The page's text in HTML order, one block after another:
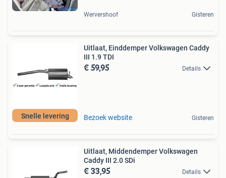
Wervershoof Gisteren
Snelle levering
Uitlaat, Einddemper Volkswagen Caddy
III 1.9 TDI
€ 59,95 Details
Bezoek website Gisteren
Uitlaat, Middendemper Volkswagen
Caddy III 2.0 SDi
€ 33,95 Details